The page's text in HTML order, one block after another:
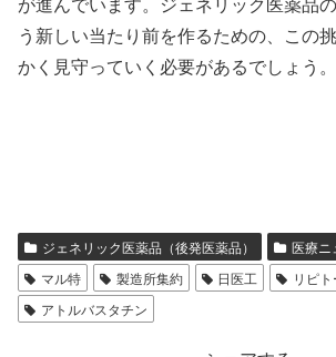
う新しい当たり前を作るための、この
かく見守っていく必要があるでしょう。
ジェネリック医薬品（後発医薬品） 医療ニ
マル特
製造所集約 日医工
リピ
アトルバスタチン